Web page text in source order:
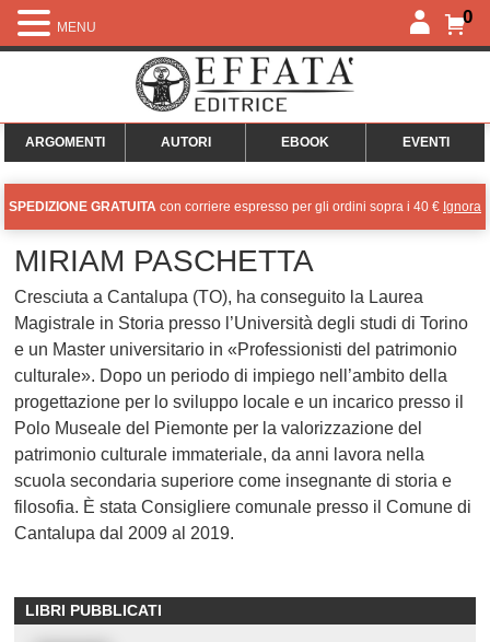
0
ARGOMENTI AUTORI EBOOK EVENTI
SPEDIZIONE GRATUITA con corriere espresso per gli ordini sopra i 40 € Ignora
MIRIAM PASCHETTA
Cresciuta a Cantalupa (TO), ha conseguito la Laurea
Magistrale in Storia presso l’Università degli studi di Torino
e un Master universitario in «Professionisti del patrimonio
culturale». Dopo un periodo di impiego nell’ambito della
progettazione per lo sviluppo locale e un incarico presso il
Polo Museale del Piemonte per la valorizzazione del
patrimonio culturale immateriale, da anni lavora nella
scuola secondaria superiore come insegnante di storia e
filosofia. È stata Consigliere comunale presso il Comune di
Cantalupa dal 2009 al 2019.
LIBRI PUBBLICATI
MENU